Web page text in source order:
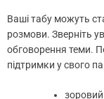
Ваші табу можуть
розмови. Зверніть
обговорення теми.
підтримки у свого